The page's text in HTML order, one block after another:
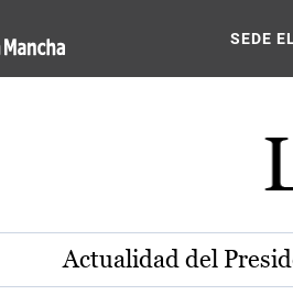
región de SEDE
Actualidad del